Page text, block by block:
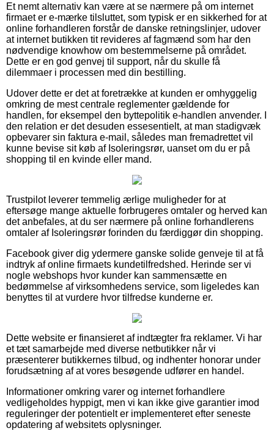
Et nemt alternativ kan være at se nærmere på om internet
firmaet er e-mærke tilsluttet, som typisk er en sikkerhed for at
online forhandleren forstår de danske retningslinjer, udover
at internet butikken tit revideres af fagmænd som har den
nødvendige knowhow om bestemmelserne på området.
Dette er en god genvej til support, når du skulle få
dilemmaer i processen med din bestilling.
Udover dette er det at foretrække at kunden er omhyggelig
omkring de mest centrale reglementer gældende for
handlen, for eksempel den byttepolitik e-handlen anvender. I
den relation er det desuden essesentielt, at man stadigvæk
opbevarer sin faktura e-mail, således man fremadrettet vil
kunne bevise sit køb af Isoleringsrør, uanset om du er på
shopping til en kvinde eller mand.
Trustpilot leverer temmelig ærlige muligheder for at
eftersøge mange aktuelle forbrugeres omtaler og herved kan
det anbefales, at du ser nærmere på online forhandlerens
omtaler af Isoleringsrør forinden du færdiggør din shopping.
Facebook giver dig ydermere ganske solide genveje til at få
indtryk af online firmaets kundetilfredshed. Herinde ser vi
nogle webshops hvor kunder kan sammensætte en
bedømmelse af virksomhedens service, som ligeledes kan
benyttes til at vurdere hvor tilfredse kunderne er.
Dette website er finansieret af indtægter fra reklamer. Vi har
et tæt samarbejde med diverse netbutikker når vi
præsenterer butikkernes tilbud, og indhenter honorar under
forudsætning af at vores besøgende udfører en handel.
Informationer omkring varer og internet forhandlere
vedligeholdes hyppigt, men vi kan ikke give garantier imod
reguleringer der potentielt er implementeret efter seneste
opdatering af websitets oplysninger.